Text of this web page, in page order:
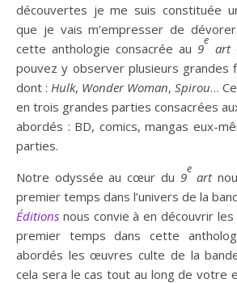
découvertes je me suis constituée
que je vais m’empresser de
cette anthologie consacrée au 9
e
art
pouvez y observer plusieurs grandes
dont : Hulk, Wonder Woman, Spirou…
en trois grandes parties consacrées
abordés : BD, comics, mangas eux-
parties.
Notre odyssée au cœur du 9
e
art
premier temps dans l’univers de la
Éditions nous convie à en découvrir
premier temps dans cette
abordés les œuvres culte de la
cela sera le cas tout au long de votre